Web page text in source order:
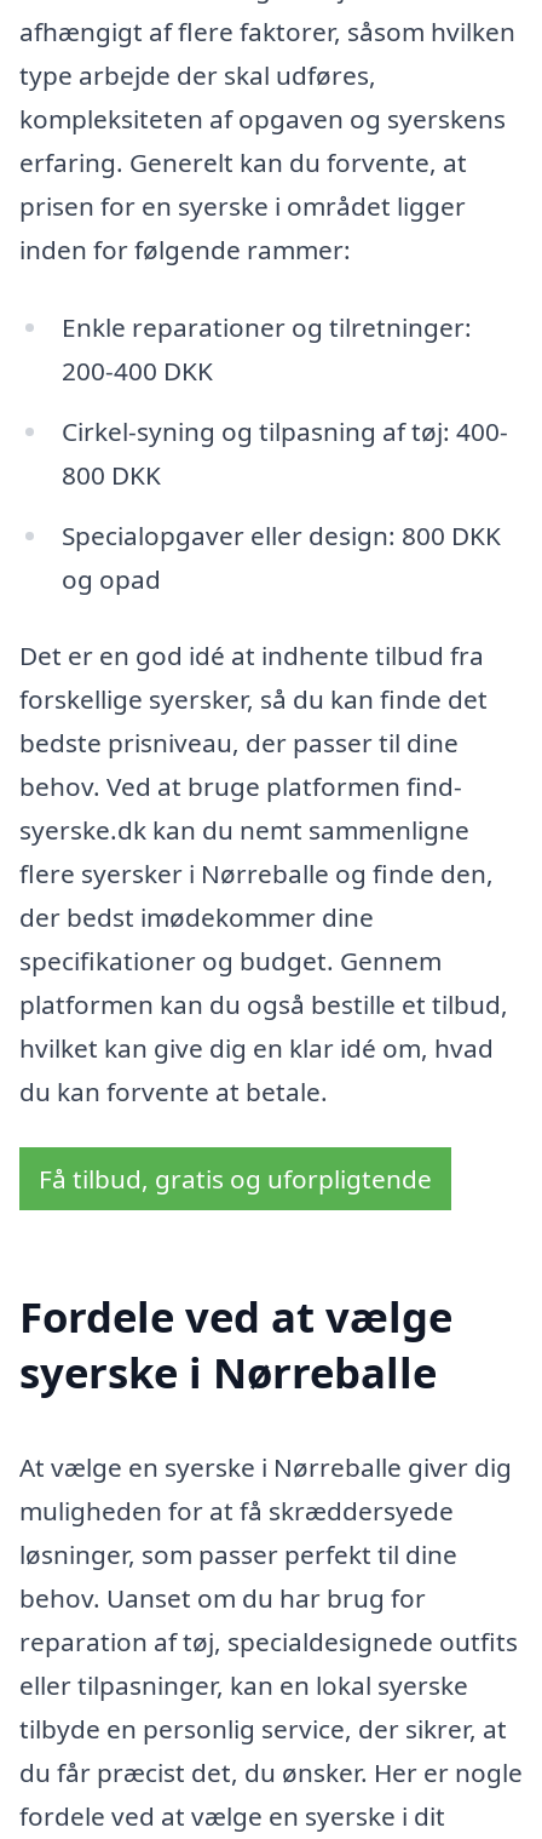
afhængigt af flere faktorer, såsom hvilken
type arbejde der skal udføres,
kompleksiteten af opgaven og syerskens
erfaring. Generelt kan du forvente, at
prisen for en syerske i området ligger
inden for følgende rammer:
Enkle reparationer og tilretninger:
200-400 DKK
Cirkel-syning og tilpasning af tøj: 400-
800 DKK
Specialopgaver eller design: 800 DKK
og opad
Det er en god idé at indhente tilbud fra
forskellige syersker, så du kan finde det
bedste prisniveau, der passer til dine
behov. Ved at bruge platformen find-
syerske.dk kan du nemt sammenligne
flere syersker i Nørreballe og finde den,
der bedst imødekommer dine
specifikationer og budget. Gennem
platformen kan du også bestille et tilbud,
hvilket kan give dig en klar idé om, hvad
du kan forvente at betale.
Få tilbud, gratis og uforpligtende
Fordele ved at vælge
syerske i Nørreballe
At vælge en syerske i Nørreballe giver dig
muligheden for at få skræddersyede
løsninger, som passer perfekt til dine
behov. Uanset om du har brug for
reparation af tøj, specialdesignede outfits
eller tilpasninger, kan en lokal syerske
tilbyde en personlig service, der sikrer, at
du får præcist det, du ønsker. Her er nogle
fordele ved at vælge en syerske i dit